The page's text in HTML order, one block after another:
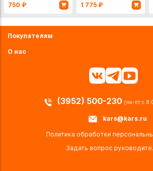
750 ₽
1 775 ₽
Покупателям
О нас
(3952) 500-230 (пн-пт с
kars@kars.ru
Политика обработки
Задать вопрос